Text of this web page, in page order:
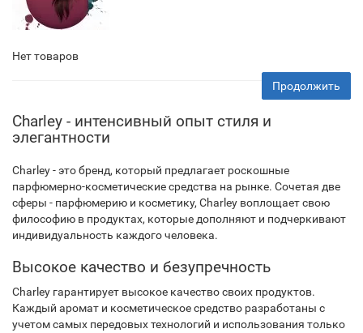
Нет товаров
Продолжить
Charley - интенсивный опыт стиля и
элегантности
Charley - это бренд, который предлагает роскошные
парфюмерно-косметические средства на рынке. Сочетая две
сферы - парфюмерию и косметику, Charley воплощает свою
философию в продуктах, которые дополняют и подчеркивают
индивидуальность каждого человека.
Высокое качество и безупречность
Charley гарантирует высокое качество своих продуктов.
Каждый аромат и косметическое средство разработаны с
учетом самых передовых технологий и использования только